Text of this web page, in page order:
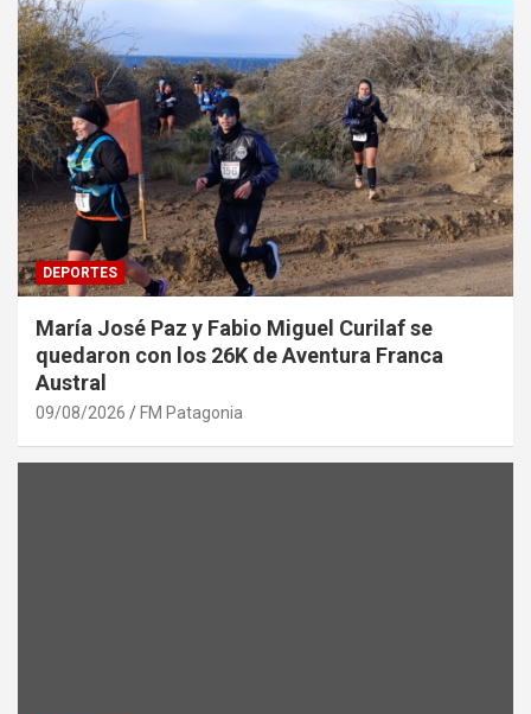
DEPORTES
María José Paz y Fabio Miguel Curilaf se
quedaron con los 26K de Aventura Franca
Austral
09/08/2026 FM Patagonia